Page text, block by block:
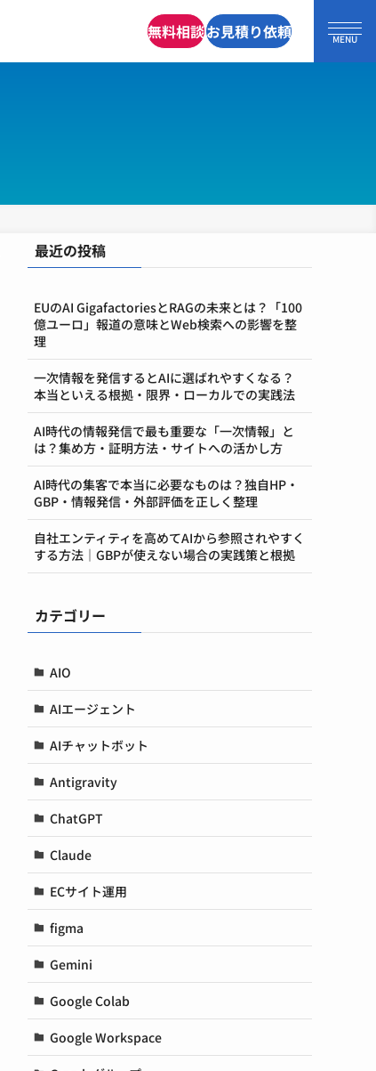
無料相談お見積り依頼
最近の投稿
EUのAI GigafactoriesとRAGの未来とは？「100
億ユーロ」報道の意味とWeb検索への影響を整
理
一次情報を発信するとAIに選ばれやすくなる？
本当といえる根拠・限界・ローカルでの実践法
AI時代の情報発信で最も重要な「一次情報」と
は？集め方・証明方法・サイトへの活かし方
AI時代の集客で本当に必要なものは？独自HP・
GBP・情報発信・外部評価を正しく整理
自社エンティティを高めてAIから参照されやすく
する方法｜GBPが使えない場合の実践策と根拠
カテゴリー
AIO
AIエージェント
AIチャットボット
Antigravity
ChatGPT
Claude
ECサイト運用
figma
Gemini
Google Colab
Google Workspace